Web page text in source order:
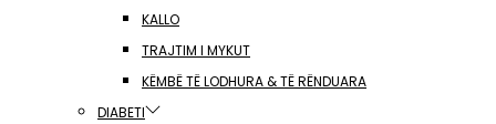
KALLO
TRAJTIM I MYKUT
KËMBË TË LODHURA & TË RËNDUARA
DIABETI